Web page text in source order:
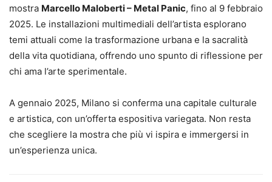
mostra Marcello Maloberti – Metal Panic, fino al 9 febbraio
2025. Le installazioni multimediali dell’artista esplorano
temi attuali come la trasformazione urbana e la sacralità
della vita quotidiana, offrendo uno spunto di riflessione per
chi ama l’arte sperimentale.
A gennaio 2025, Milano si conferma una capitale culturale
e artistica, con un’offerta espositiva variegata. Non resta
che scegliere la mostra che più vi ispira e immergersi in
un’esperienza unica.